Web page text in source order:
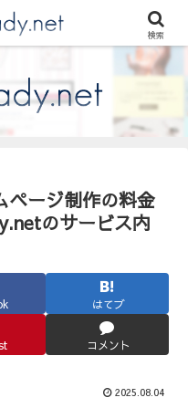
Beauty-lady.net（ビューティレデ
スタッフコラムをお届けします。
ページ制作の料金
のサービス内
はてブ
コメント
2025.08.04
検索